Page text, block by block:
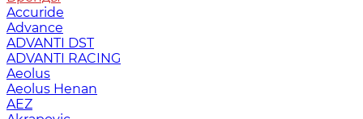
Accuride
Advance
ADVANTI DST
ADVANTI RACING
Aeolus
Aeolus Henan
AEZ